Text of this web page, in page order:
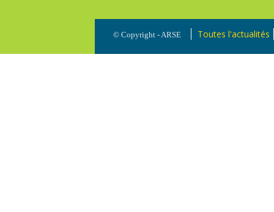
© Copyright - ARSE Toutes l'actualités